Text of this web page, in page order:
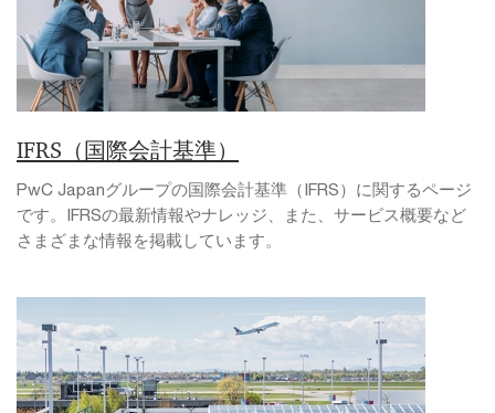
IFRS（国際会計基準）
PwC Japanグループの国際会計基準（IFRS）に関するページ
です。IFRSの最新情報やナレッジ、また、サービス概要など
さまざまな情報を掲載しています。